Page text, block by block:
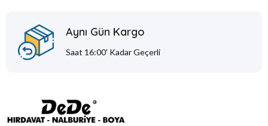
Aynı Gün Kargo
Saat 16:00' Kadar Geçerli